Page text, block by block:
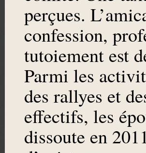
perçues.
confession,
tutoiement est
Parmi les
des rallyes et
effectifs, les
dissoute en